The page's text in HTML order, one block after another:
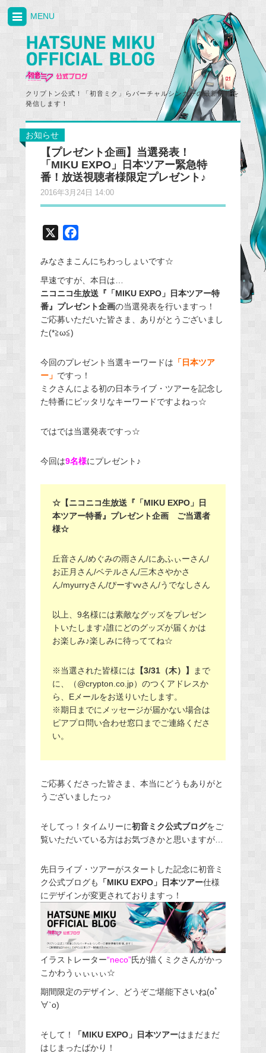
クリプトン公式！「初音ミク」らバーチャルシンガーの最新情報を
発信します！
MENU
お知らせ
【プレゼント企画】当選発表！
「MIKU EXPO」日本ツアー緊急特
番！放送視聴者様限定プレゼント♪
2016年3月24日 14:00
c
e
b
o
o
みなさまこんにちわっしょいです☆
早速ですが、本日は…
ニコニコ生放送『「MIKU EXPO」日本ツアー特
番』プレゼント企画の当選発表を行いますっ！
ご応募いただいた皆さま、ありがとうございまし
た(*≧ω≦)
今回のプレゼント当選キーワードは 「日本ツア
ー」 ですっ！
ミクさんによる初の日本ライブ・ツアーを記念し
た特番にピッタリなキーワードですよねっ☆
ではでは当選発表ですっ☆
今回は9名様にプレゼント♪
☆【ニコニコ生放送『「MIKU EXPO」日
本ツアー特番』プレゼント企画 ご当選者
様☆
丘音さん/めぐみの雨さん/にあふぃーさん/
お正月さん/ベテルさん/三木さやかさ
ん/myurryさん/ぴーすvvさん/うでなしさん
以上、9名様には素敵なグッズをプレゼン
トいたします♪誰にどのグッズが届くかは
お楽しみ♪楽しみに待っててね☆
※当選された皆様には 【3/31（木）】
まで
に、（@crypton.co.jp）のつくアドレスか
ら、Eメールをお送りいたします。
※期日までにメッセージが届かない場合は
ピアプロ問い合わせ窓口までご連絡くださ
い。
ご応募くださった皆さま、本当にどうもありがと
うございましたっ♪
そしてっ！タイムリーに初音ミク公式ブログをご
覧いただいている方はお気づきかと思いますが…
先日ライブ・ツアーがスタートした記念に初音ミ
ク公式ブログも 「MIKU EXPO」日本ツアー仕様
にデザインが変更されておりますっ！
イラストレーター“neco”氏が描くミクさんがかっ
こかわうぃぃぃぃ☆
期間限定のデザイン、どうぞご堪能下さいね(oﾟ
∀`o)
そして！ 「MIKU EXPO」日本ツアーはまだまだ
はじまったばかり！